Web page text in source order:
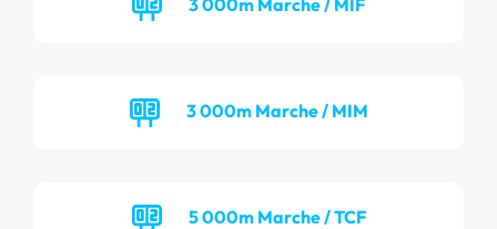
3 000m Marche / MIM
5 000m Marche / TCF